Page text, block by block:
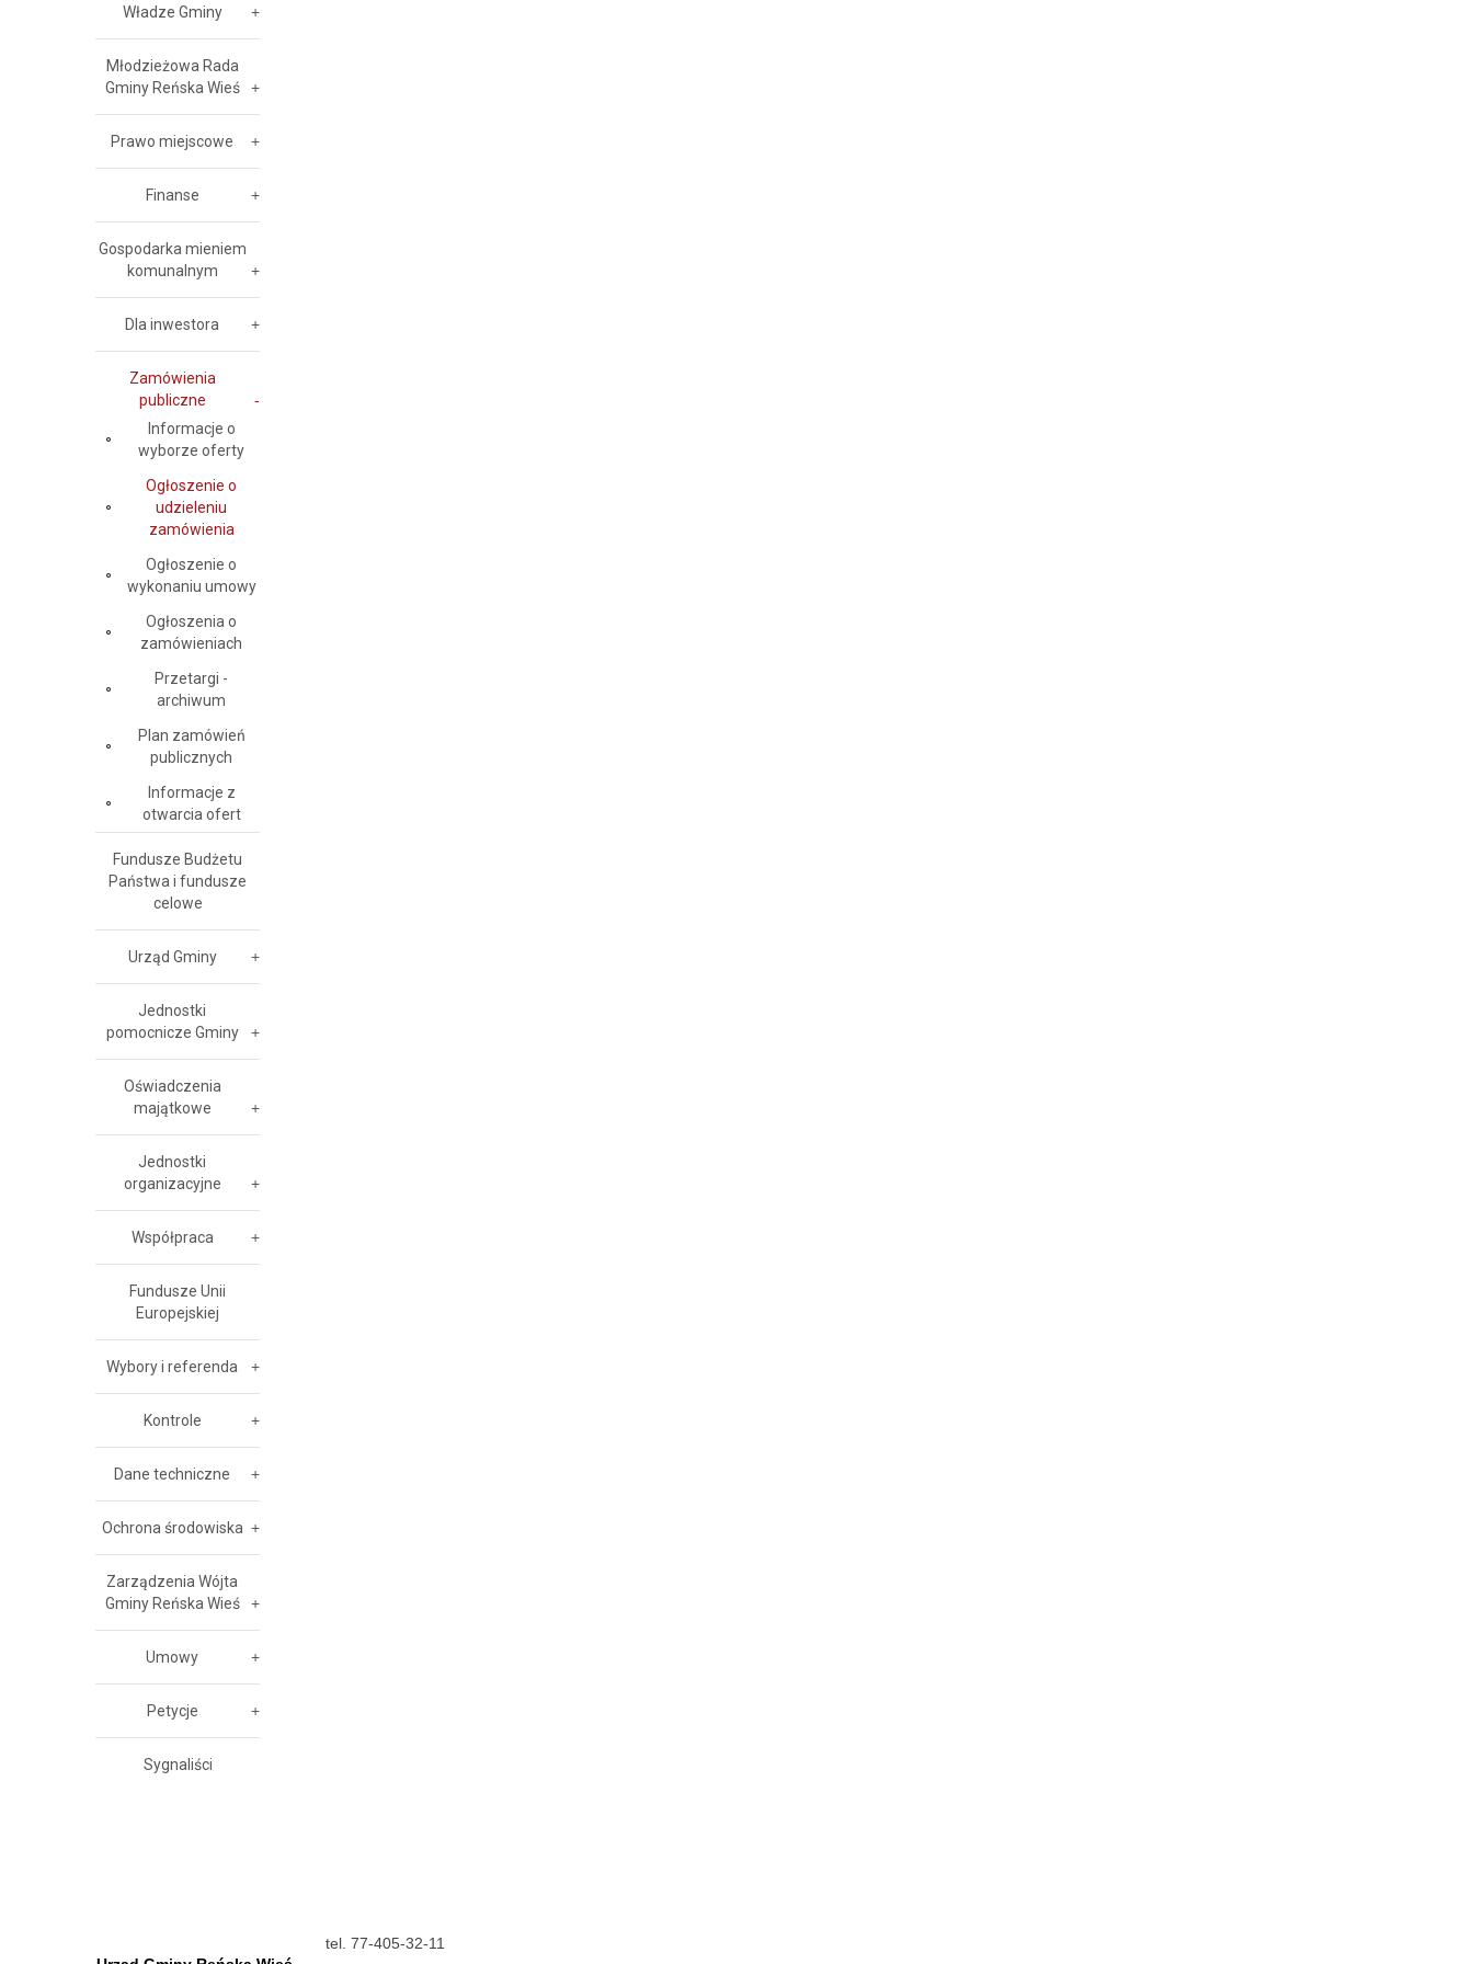
Władze Gminy
Młodzieżowa Rada
Gminy Reńska Wieś
Prawo miejscowe
Finanse
Gospodarka mieniem
komunalnym
Dla inwestora
Zamówienia
publiczne
Informacje o
wyborze oferty
Ogłoszenie o
udzieleniu
zamówienia
Ogłoszenie o
wykonaniu umowy
Ogłoszenia o
zamówieniach
Przetargi -
archiwum
Plan zamówień
publicznych
Informacje z
otwarcia ofert
Fundusze Budżetu
Państwa i fundusze
celowe
Urząd Gminy
Jednostki
pomocnicze Gminy
Oświadczenia
majątkowe
Jednostki
organizacyjne
Współpraca
Fundusze Unii
Europejskiej
Wybory i referenda
Kontrole
Dane techniczne
Ochrona środowiska
Zarządzenia Wójta
Gminy Reńska Wieś
Umowy
Petycje
Sygnaliści
tel. 77-405-32-11